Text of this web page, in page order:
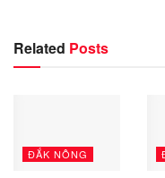
Related Posts
ĐẮK NÔNG